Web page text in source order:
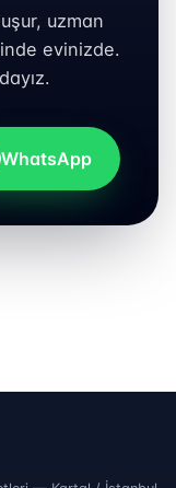
uzman
evinizde.
WhatsApp